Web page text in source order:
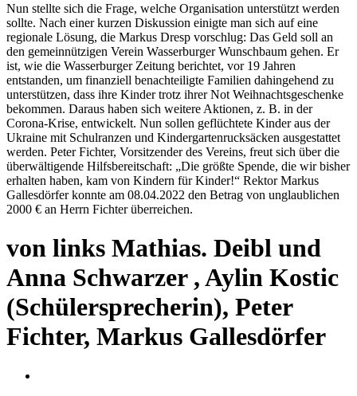
Nun stellte sich die Frage, welche Organisation unterstützt werden
sollte. Nach einer kurzen Diskussion einigte man sich auf eine
regionale Lösung, die Markus Dresp vorschlug: Das Geld soll an
den gemeinnützigen Verein Wasserburger Wunschbaum gehen. Er
ist, wie die Wasserburger Zeitung berichtet, vor 19 Jahren
entstanden, um finanziell benachteiligte Familien dahingehend zu
unterstützen, dass ihre Kinder trotz ihrer Not Weihnachtsgeschenke
bekommen. Daraus haben sich weitere Aktionen, z. B. in der
Corona-Krise, entwickelt. Nun sollen geflüchtete Kinder aus der
Ukraine mit Schulranzen und Kindergartenrucksäcken ausgestattet
werden. Peter Fichter, Vorsitzender des Vereins, freut sich über die
überwältigende Hilfsbereitschaft: „Die größte Spende, die wir bisher
erhalten haben, kam von Kindern für Kinder!“ Rektor Markus
Gallesdörfer konnte am 08.04.2022 den Betrag von unglaublichen
2000 € an Herrn Fichter überreichen.
von links Mathias. Deibl und
Anna Schwarzer , Aylin Kostic
(Schülersprecherin), Peter
Fichter, Markus Gallesdörfer